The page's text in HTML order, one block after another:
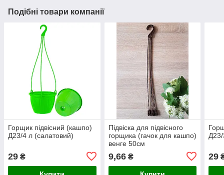
Подібні товари компанії
Горщик підвісний (кашпо)
Д23/4 л (салатовий)
29 ₴
Підвіска для підвісного
горщика (гачок для кашпо)
венге 50см
9,66₴ 29